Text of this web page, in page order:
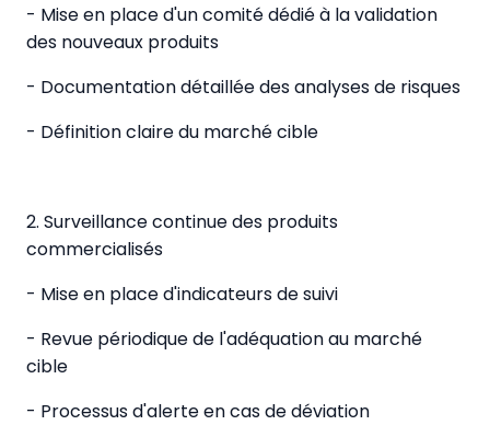
- Mise en place d'un comité dédié à la validation
des nouveaux produits
- Documentation détaillée des analyses de risques
- Définition claire du marché cible
2. Surveillance continue des produits
commercialisés
- Mise en place d'indicateurs de suivi
- Revue périodique de l'adéquation au marché
cible
- Processus d'alerte en cas de déviation